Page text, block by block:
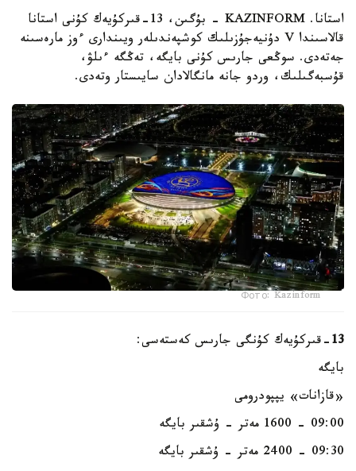
استانا. KAZINFORM - بۇگىن، 13-قىركۇيەك كۇنى استانا
قالاسىندا V دۇنيەجۇزىلىك كوشپەندىلەر ويىندارى ءوز مارەسىنە
جەتەدى. سوڭعى جارىس كۇنى بايگە، تەڭگە ءىلۋ،
قۇسبەگىلىك، وردو جانە مانگالادان سايىستار وتەدى.
Фото: Kazinform
13-قىركۇيەك كۇنگى جارىس كەستەسى:
بايگە
«قازانات» يپپودرومى
09:00 - 1600 مەتر - ۇشقىر بايگە
09:30 - 2400 مەتر - ۇشقىر بايگە